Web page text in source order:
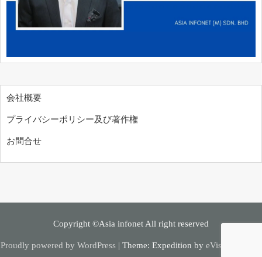
会社概要
プライバシーポリシー及び著作権
お問合せ
Copyright ©Asia infonet All right reserved
Proudly powered by WordPress | Theme: Expedition by eVisionThemes